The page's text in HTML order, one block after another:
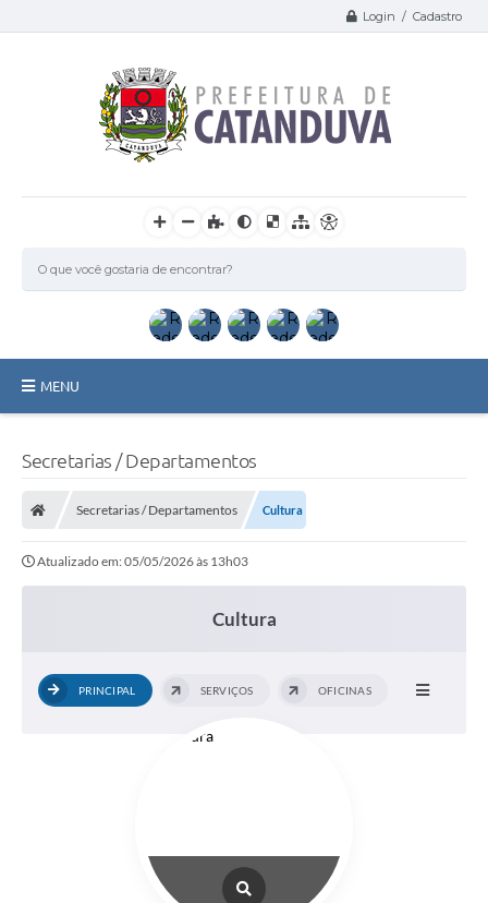
Login / Cadastro
MENU
Concessão Pública
Contratos
Secretarias / Departamentos
Secretarias / Departamentos Cultura
Atualizado em: 05/05/2026 às 13h03
Cultura
PRINCIPAL SERVIÇOS OFICINAS